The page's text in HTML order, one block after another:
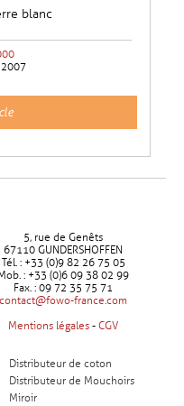
blanc
5, rue de Genêts
67110 GUNDERSHOFFEN
Tél. : +33 (0)9 82 26 75 05
: +33 (0)6 09 38 02 99
Fax. : 09 72 35 75 71
contact@fowo-france.com
Mentions légales - CGV
Distributeur de coton
Distributeur de Mouchoirs
Miroir